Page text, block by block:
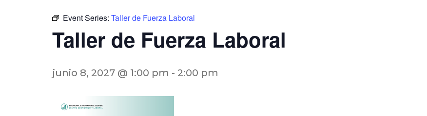
Event Series: Taller de Fuerza Laboral
Taller de Fuerza Laboral
junio 8, 2027 @ 1:00 pm - 2:00 pm